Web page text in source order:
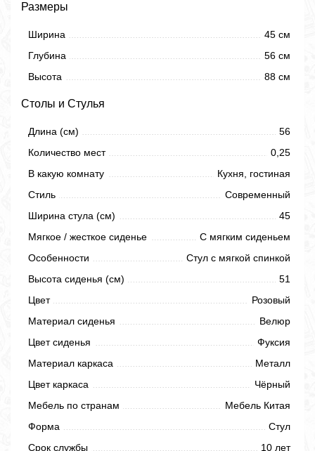
Размеры
Ширина
45 см
Глубина
56 см
Высота
88 см
Столы и Стулья
Длина (см)
56
Количество мест
0,25
В какую комнату
Кухня, гостиная
Стиль
Современный
Ширина стула (см)
45
Мягкое / жесткое сиденье
С мягким сиденьем
Особенности
Стул с мягкой спинкой
Высота сиденья (см)
51
Цвет
Розовый
Материал сиденья
Велюр
Цвет сиденья
Фуксия
Материал каркаса
Металл
Цвет каркаса
Чёрный
Мебель по странам
Мебель Китая
Форма
Стул
Срок службы
10 лет